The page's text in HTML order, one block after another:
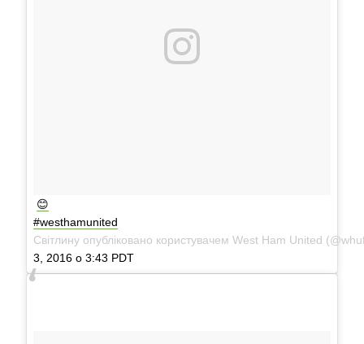
😊
#westhamunited
Світлину опубліковано користувачем West Ham United
3, 2016 о 3:43 PDT